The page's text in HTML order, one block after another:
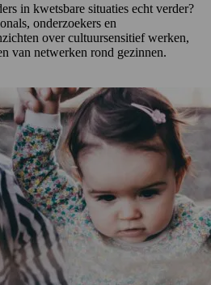
in kwetsbare situaties echt verder?
onderzoekers en
over cultuursensitief werken,
van netwerken rond gezinnen.